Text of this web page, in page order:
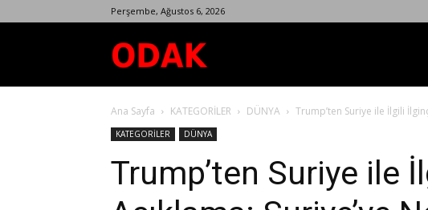
Perşembe, Ağustos 6, 2026
Dergisi
Ana Sayfa KATEGORİLER DÜNYA Trump’ten Suriye ile İlgili
KATEGORİLER DÜNYA
Trump’ten Suriye ile